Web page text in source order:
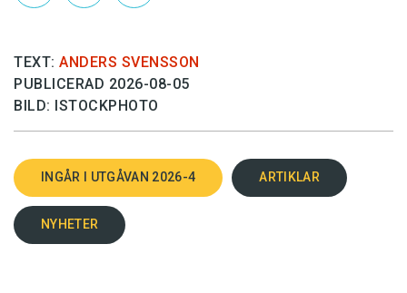
TEXT: ANDERS SVENSSON
PUBLICERAD 2026-08-05
BILD: ISTOCKPHOTO
INGÅR I UTGÅVAN 2026-4 ARTIKLAR
NYHETER